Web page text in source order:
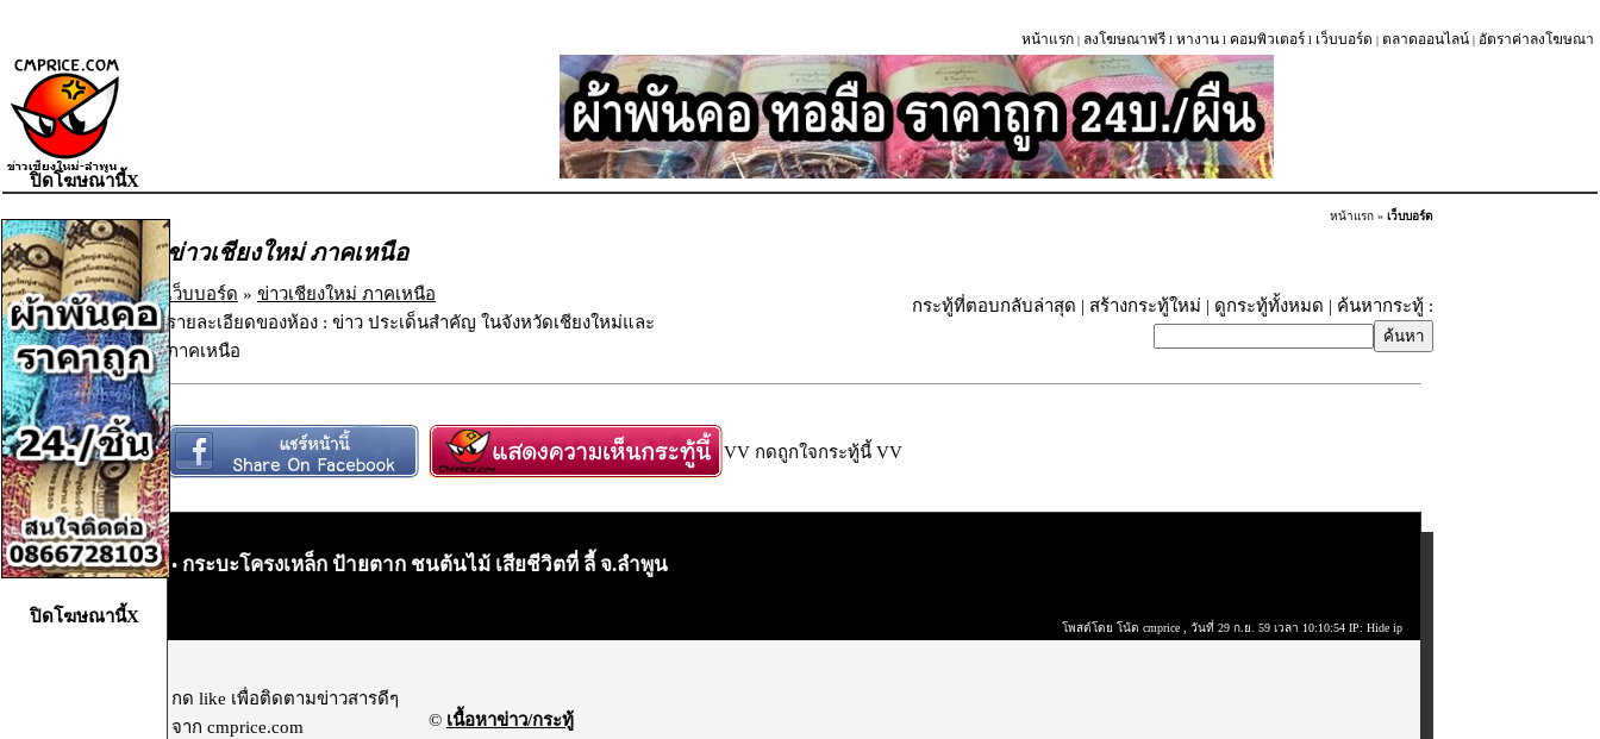
หน้าแรก | ลงโฆษณาฟรี l หางาน l คอมพิวเตอร์ l เว็บบอร์ด | ตลาดออนไลน์ | อัตราค่าลงโฆษณา
หน้าแรก » เว็บบอร์ด
ข่าวเชียงใหม่ ภาคเหนือ
เว็บบอร์ด » ข่าวเชียงใหม่ ภาคเหนือ
รายละเอียดของห้อง : ข่าว ประเด็นสำคัญ ในจังหวัดเชียงใหม่และ
ภาคเหนือ
กระทู้ที่ตอบกลับล่าสุด | สร้างกระทู้ใหม่ | ดูกระทู้ทั้งหมด | ค้นหากระทู้ :
VV กดถูกใจกระทู้นี้ VV
• กระบะโครงเหล็ก ป้ายตาก ชนต้นไม้ เสียชีวิตที่ ลี้ จ.ลำพูน
โพสต์โดย โน้ต cmprice , วันที่ 29 ก.ย. 59 เวลา 10:10:54 IP: Hide ip
กด like เพื่อติดตามข่าวสารดีๆ
จาก cmprice.com
© เนื้อหาข่าว/กระทู้
ปิดโฆษณานี้X
ปิดโฆษณานี้X